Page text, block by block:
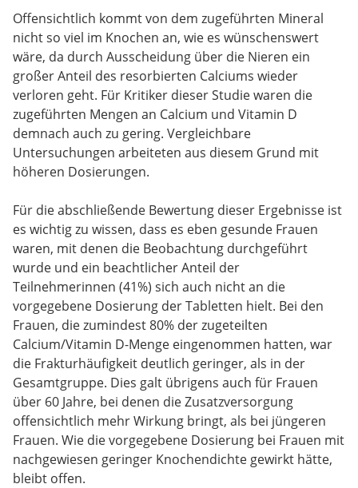
Offensichtlich kommt von dem zugeführten Mineral
nicht so viel im Knochen an, wie es wünschenswert
wäre, da durch Ausscheidung über die Nieren ein
großer Anteil des resorbierten Calciums wieder
verloren geht. Für Kritiker dieser Studie waren die
zugeführten Mengen an Calcium und Vitamin D
demnach auch zu gering. Vergleichbare
Untersuchungen arbeiteten aus diesem Grund mit
höheren Dosierungen.
Für die abschließende Bewertung dieser Ergebnisse ist
es wichtig zu wissen, dass es eben gesunde Frauen
waren, mit denen die Beobachtung durchgeführt
wurde und ein beachtlicher Anteil der
Teilnehmerinnen (41%) sich auch nicht an die
vorgegebene Dosierung der Tabletten hielt. Bei den
Frauen, die zumindest 80% der zugeteilten
Calcium/Vitamin D-Menge eingenommen hatten, war
die Frakturhäufigkeit deutlich geringer, als in der
Gesamtgruppe. Dies galt übrigens auch für Frauen
über 60 Jahre, bei denen die Zusatzversorgung
offensichtlich mehr Wirkung bringt, als bei jüngeren
Frauen. Wie die vorgegebene Dosierung bei Frauen mit
nachgewiesen geringer Knochendichte gewirkt hätte,
bleibt offen.